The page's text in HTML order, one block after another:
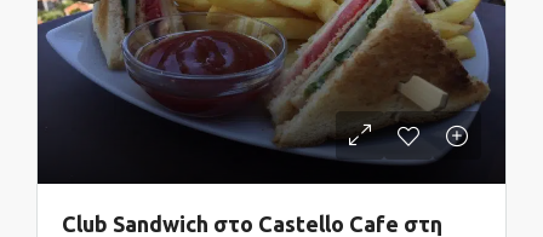
Club Sandwich στο Castello Cafe στη